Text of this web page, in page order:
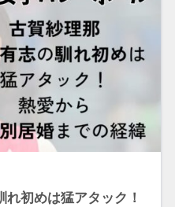
初めは猛アタック！